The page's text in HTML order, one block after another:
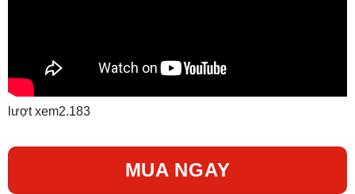
lượt xem2.183
MUA NGAY